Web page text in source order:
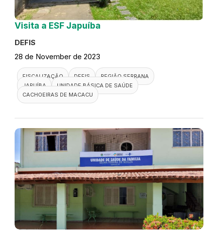
Visita a ESF Japuíba
DEFIS
28 de November de 2023
FISCALIZAÇÃO DEFIS
REGIÃO SERRANA
JAPUÍBA
UNIDADE BÁSICA DE SAÚDE
CACHOEIRAS DE MACACU